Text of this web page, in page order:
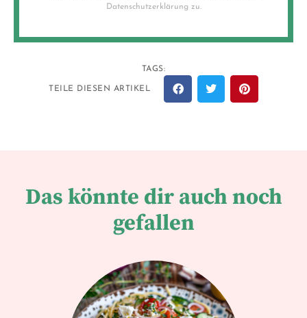
Datenschutzerklärung zu.
TAGS:
TEILE DIESEN ARTIKEL
Das könnte dir auch noch
gefallen